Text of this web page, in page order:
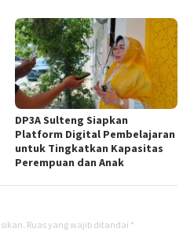
DP3A Sulteng Siapkan
Platform Digital Pembelajaran
untuk Tingkatkan Kapasitas
Perempuan dan Anak
Ruas yang wajib ditandai *